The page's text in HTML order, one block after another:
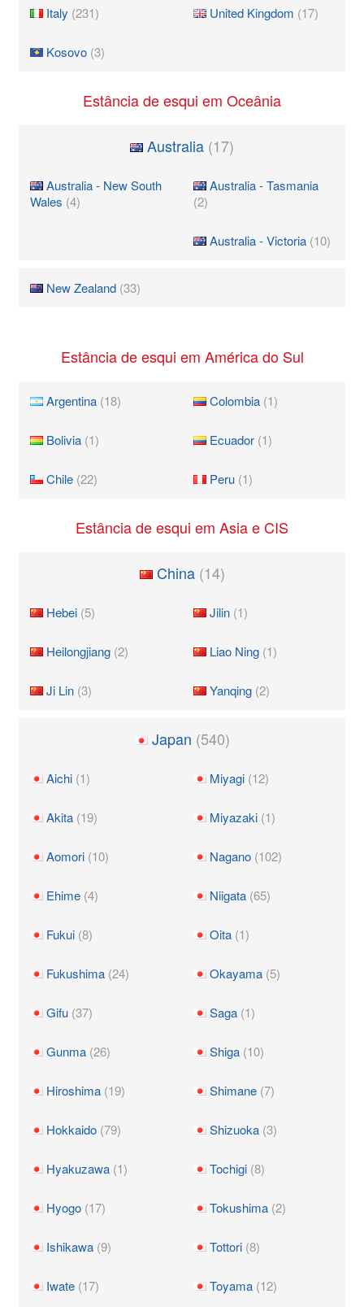
Italy (231)
Kosovo (3)
United Kingdom (17)
Estância de esqui em Oceânia
Australia (17)
Australia - New South
Wales (4)
Australia - Tasmania
(2)
Australia - Victoria (10)
New Zealand (33)
Estância de esqui em América do Sul
Argentina (18)
Bolivia (1)
Chile (22)
Colombia (1)
Ecuador (1)
Peru (1)
Estância de esqui em Asia e CIS
China (14)
Hebei (5)
Heilongjiang (2)
Ji Lin (3)
Jilin (1)
Liao Ning (1)
Yanqing (2)
Japan (540)
Aichi (1)
Akita (19)
Aomori (10)
Ehime (4)
Fukui (8)
Fukushima (24)
Gifu (37)
Gunma (26)
Hiroshima (19)
Hokkaido (79)
Hyakuzawa (1)
Hyogo (17)
Ishikawa (9)
Iwate (17)
Miyagi (12)
Miyazaki (1)
Nagano (102)
Niigata (65)
Oita (1)
Okayama (5)
Saga (1)
Shiga (10)
Shimane (7)
Shizuoka (3)
Tochigi (8)
Tokushima (2)
Tottori (8)
Toyama (12)